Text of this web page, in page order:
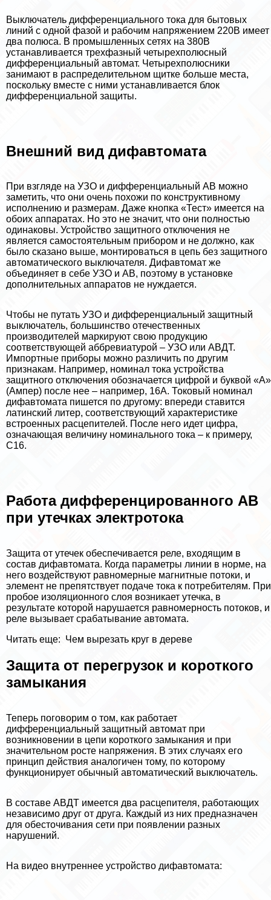
Выключатель дифференциального тока для бытовых
линий с одной фазой и рабочим напряжением 220В имеет
два полюса. В промышленных сетях на 380В
устанавливается трехфазный четырехполюсный
дифференциальный автомат. Четырехполюсники
занимают в распределительном щитке больше места,
поскольку вместе с ними устанавливается блок
дифференциальной защиты.
Внешний вид дифавтомата
При взгляде на УЗО и дифференциальный АВ можно
заметить, что они очень похожи по конструктивному
исполнению и размерам. Даже кнопка «Тест» имеется на
обоих аппаратах. Но это не значит, что они полностью
одинаковы. Устройство защитного отключения не
является самостоятельным прибором и не должно, как
было сказано выше, монтироваться в цепь без защитного
автоматического выключателя. Дифавтомат же
объединяет в себе УЗО и АВ, поэтому в установке
дополнительных аппаратов не нуждается.
Чтобы не путать УЗО и дифференциальный защитный
выключатель, большинство отечественных
производителей маркируют свою продукцию
соответствующей аббревиатурой – УЗО или АВДТ.
Импортные приборы можно различить по другим
признакам. Например, номинал тока устройства
защитного отключения обозначается цифрой и буквой «А»
(Ампер) после нее – например, 16А. Токовый номинал
дифавтомата пишется по другому: впереди ставится
латинский литер, соответствующий хаpaктеристике
встроенных расцепителей. После него идет цифра,
означающая величину номинального тока – к примеру,
С16.
Работа дифференцированного АВ
при утечках электротока
Защита от утечек обеспечивается реле, входящим в
состав дифавтомата. Когда параметры линии в норме, на
него воздействуют равномерные магнитные потоки, и
элемент не препятствует подаче тока к потребителям. При
пробое изоляционного слоя возникает утечка, в
результате которой нарушается равномерность потоков, и
реле вызывает сpaбатывание автомата.
Читать еще: Чем вырезать круг в дереве
Защита от перегрузок и короткого
замыкания
Теперь поговорим о том, как работает
дифференциальный защитный автомат при
возникновении в цепи короткого замыкания и при
значительном росте напряжения. В этих случаях его
принцип действия аналогичен тому, по которому
функционирует обычный автоматический выключатель.
В составе АВДТ имеется два расцепителя, работающих
независимо друг от друга. Каждый из них предназначен
для обесточивания сети при появлении разных
нарушений.
На видео внутреннее устройство дифавтомата: